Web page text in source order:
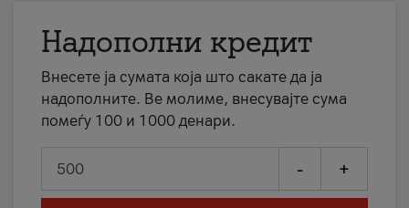
Надополни кредит
Внесете ја сумата која што сакате да ја
надополните. Ве молиме, внесувајте сума
помеѓу 100 и 1000 денари.
- +